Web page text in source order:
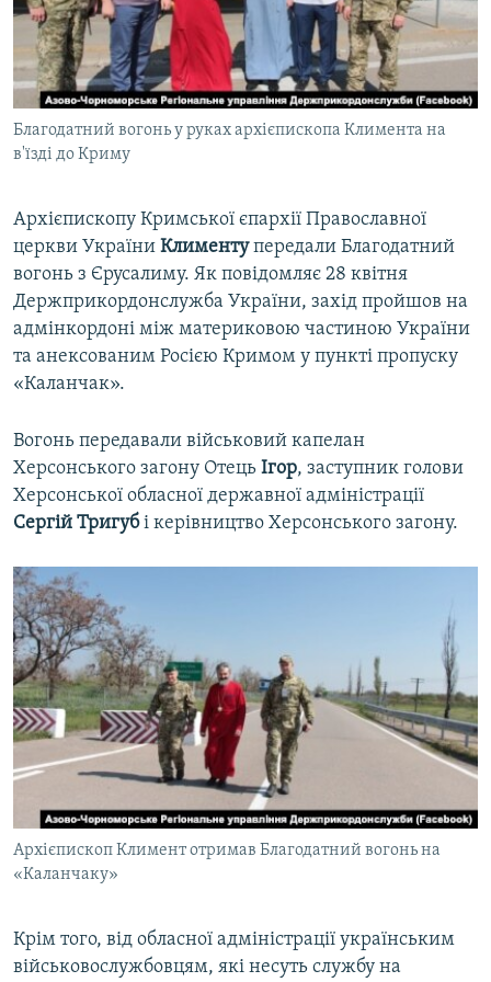
ВІДЕОУРОКИ «ELIFBE»
СВІДЧЕННЯ ОКУПАЦІЇ
УКРАЇНСЬКА ПРОБЛЕМА КРИМУ
ІНФОГРАФІКА
Русский
Qırımtatar
ДОЛУЧАЙСЯ!
Усі сайти RFE/RL
Благодатний вогонь у руках архієпископа Климента на
в'їзді до Криму
Архієпископу Кримської єпархії Православної
церкви України Климентупередали Благодатний
вогонь з Єрусалиму. Як повідомляє 28 квітня
Держприкордонслужба України, захід пройшов на
адмінкордоні між материковою частиною України
та анексованим Росією Кримом у пункті пропуску
«Каланчак».
Вогонь передавали військовий капелан
Херсонського загону Отець Ігор, заступник голови
Херсонської обласної державної адміністрації
Сергій Тригубі керівництво Херсонського загону.
Архієпископ Климент отримав Благодатний вогонь на
«Каланчаку»
Крім того, від обласної адміністрації українським
військовослужбовцям, які несуть службу на